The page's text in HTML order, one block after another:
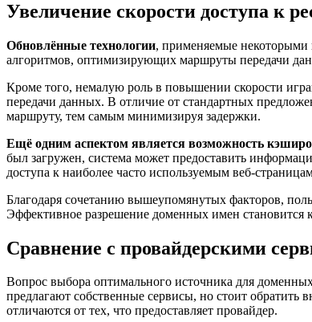
Увеличение скорости доступа к
Обновлённые технологии, применяемые некоторыми
алгоритмов, оптимизирующих маршруты передачи
Кроме того, немалую роль в повышении скорости
передачи данных. В отличие от стандартных
маршруту, тем самым минимизируя задержки.
Ещё одним аспектом является возможность
был загружен, система может предоставить
доступа к наиболее часто используемым веб-
Благодаря сочетанию вышеупомянутых факторов,
Эффективное разрешение доменных имен становится
Сравнение с провайдерскими
Вопрос выбора оптимального источника для
предлагают собственные сервисы, но стоит
отличаются от тех, что предоставляет провайдер.